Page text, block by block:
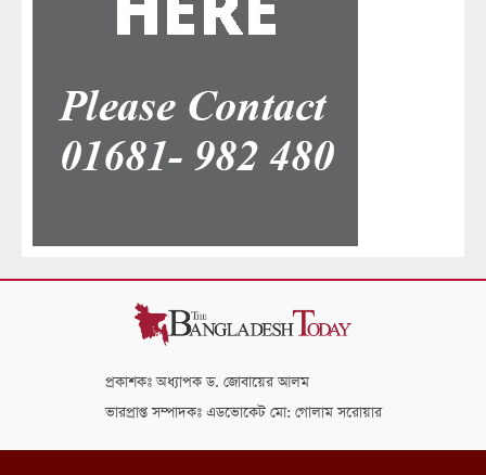
প্রকাশকঃ অধ্যাপক ড. জোবায়ের আলম
ভারপ্রাপ্ত সম্পাদকঃ এডভোকেট মো: গোলাম সরোয়ার